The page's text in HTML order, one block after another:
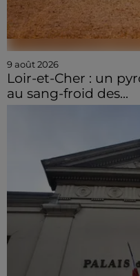
9 août 2026
Loir-et-Cher : un
au sang-froid des...